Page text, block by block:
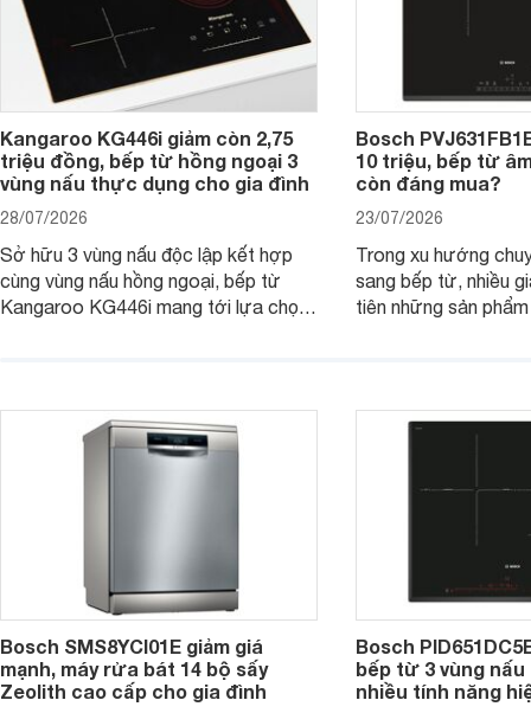
Kangaroo KG446i giảm còn 2,75
triệu đồng, bếp từ hồng ngoại 3
vùng nấu thực dụng cho gia đình
28/07/2026
Sở hữu 3 vùng nấu độc lập kết hợp
cùng vùng nấu hồng ngoại, bếp từ
Kangaroo KG446i mang tới lựa chọn
nhiều cửa hàng, đại lý.
Bosch
10 triệu, bếp từ
còn đáng mua?
23/07/2026
Trong xu hướng
sang bếp từ, nhiều
tiên những sản
mẫu bếp đáp ứng
Bosch SMS8YCI01E giảm giá
mạnh, máy rửa bát 14 bộ sấy
Zeolith cao cấp cho gia đình
Bosch
bếp từ 3 vùng
nhiều tính năng